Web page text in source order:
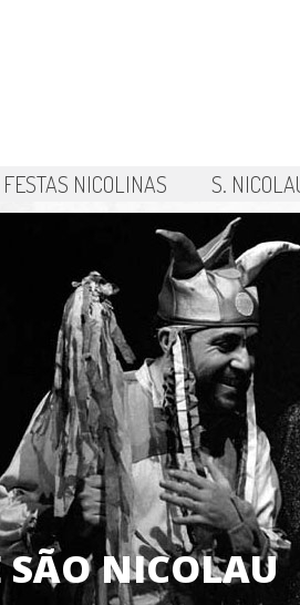
FESTAS NICOLINAS S.
SÃO NICOLAU